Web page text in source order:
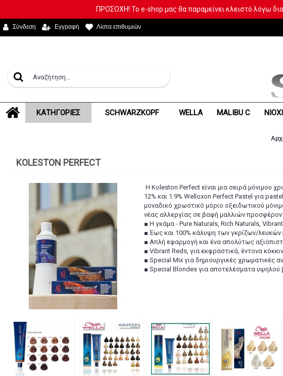
ΠΡΟΣΟΧΗ! Το e-shop μας θα παραμείνει κλειστό λόγω
Σύνδεση Εγγραφή Λίστα επιθυμιών
ΚΑΤΗΓΟΡΙΕΣ SCHWARZKOPF WELLA MALIBU C
KOLESTON PERFECT
Η Koleston Perfect είναι μια σειρά μόνιμου
12% και 1.9% Welloxon Perfect Pastel για
μοναδικό χρωστικό μόριο οξειδωτικού
νέας αλλεργίας σε βαφή μαλλιών
■ Η γκάμα - Pure Naturals, Rich Naturals,
■ Έως και 100% κάλυψη των γκρίζων/λευκών
■ Απλή εφαρμογή και ένα απολύτως
■ Vibrant Reds, για εκφραστικά, έντονα
■ Special Mix για δημιουργικές χρωματικές
■ Special Blondes για αποτελέσματα υψηλού